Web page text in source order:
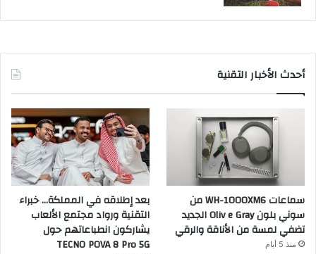
أحدث الأخبار التقنية
سماعات WH-1000XM6 من
سوني بلون Oliv e Gray الجديد
تضفي لمسة من الأناقة والرقي
منذ 5 أيام
بعد إطلاقه في المملكة… خبراء
التقنية ورواد مجتمع الألعاب
يشاركون انطباعاتهم حول
TECNO POVA 8 Pro 5G